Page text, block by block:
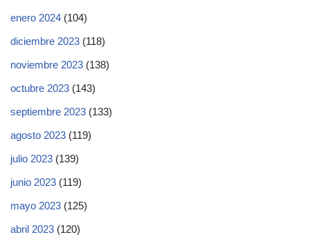
enero 2024 (104)
diciembre 2023 (118)
noviembre 2023 (138)
octubre 2023 (143)
septiembre 2023 (133)
agosto 2023 (119)
julio 2023 (139)
junio 2023 (119)
mayo 2023 (125)
abril 2023 (120)